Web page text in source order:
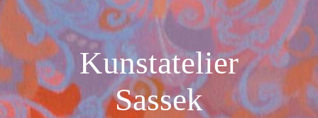
Kunstatelier
Sassek